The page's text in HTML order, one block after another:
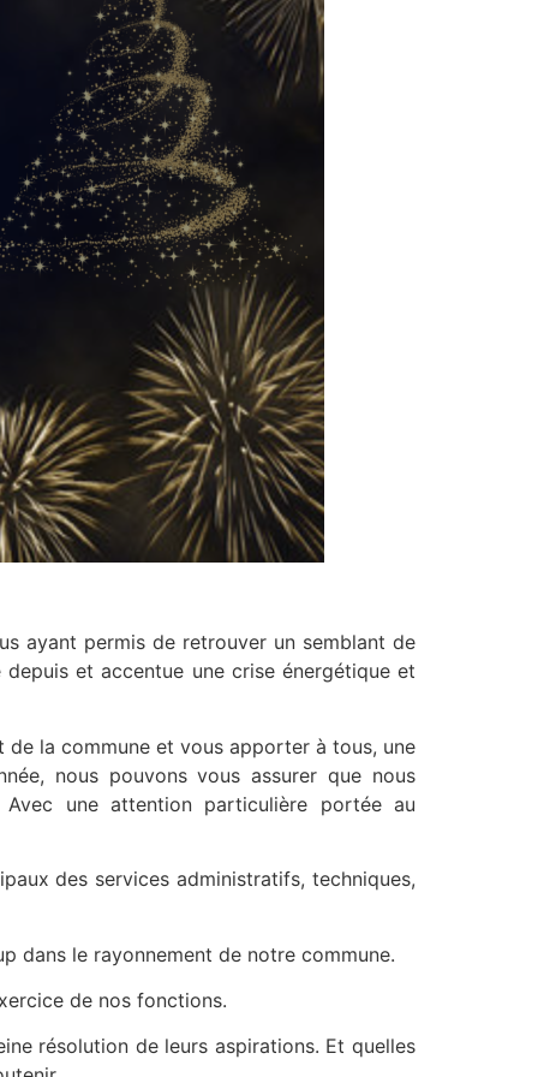
ayant permis de retrouver un semblant de
et accentue une crise énergétique et
de la commune et vous apporter à tous, une
nous pouvons vous assurer que nous
une attention particulière portée au
des services administratifs, techniques,
dans le rayonnement de notre commune.
de nos fonctions.
résolution de leurs aspirations. Et quelles